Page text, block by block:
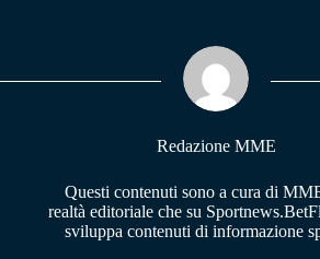
pp m
Redazione MME
Questi contenuti sono a cura di
realtà editoriale che su
sviluppa contenuti di informazione